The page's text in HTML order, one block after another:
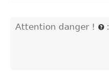
Attention danger ! :